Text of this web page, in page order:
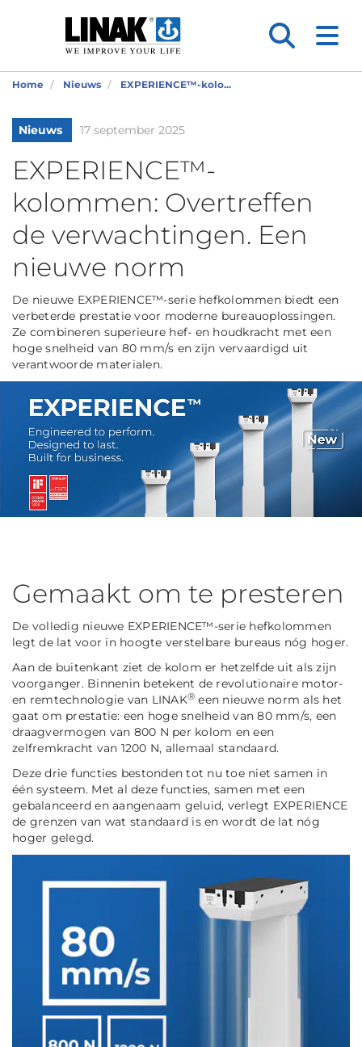
Home Nieuws EXPERIENCE™-kolo...
Nieuws 17 september 2025
EXPERIENCE™-
kolommen: Overtreffen
de verwachtingen. Een
nieuwe norm
De nieuwe EXPERIENCE™-serie hefkolommen biedt een
verbeterde prestatie voor moderne bureauoplossingen.
Ze combineren superieure hef- en houdkracht met een
hoge snelheid van 80 mm/s en zijn vervaardigd uit
verantwoorde materialen.
Gemaakt om te presteren
De volledig nieuwe EXPERIENCE™-serie hefkolommen
legt de lat voor in hoogte verstelbare bureaus nóg hoger.
Aan de buitenkant ziet de kolom er hetzelfde uit als zijn
voorganger. Binnenin betekent de revolutionaire motor-
en remtechnologie van LINAK® een nieuwe norm als het
gaat om prestatie: een hoge snelheid van 80 mm/s, een
draagvermogen van 800 N per kolom en een
zelfremkracht van 1200 N, allemaal standaard.
Deze drie functies bestonden tot nu toe niet samen in
één systeem. Met al deze functies, samen met een
gebalanceerd en aangenaam geluid, verlegt EXPERIENCE
de grenzen van wat standaard is en wordt de lat nóg
hoger gelegd.